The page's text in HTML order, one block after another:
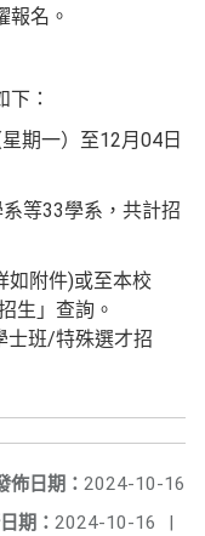
報名。
：
期一）至12月04日
等33學系，共計招
如附件)或至本校
生」查詢。
士班/特殊選才招
佈日期： 2024-10-16
期： 2024-10-16 |